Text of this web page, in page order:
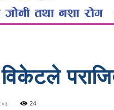
विकेटले
24